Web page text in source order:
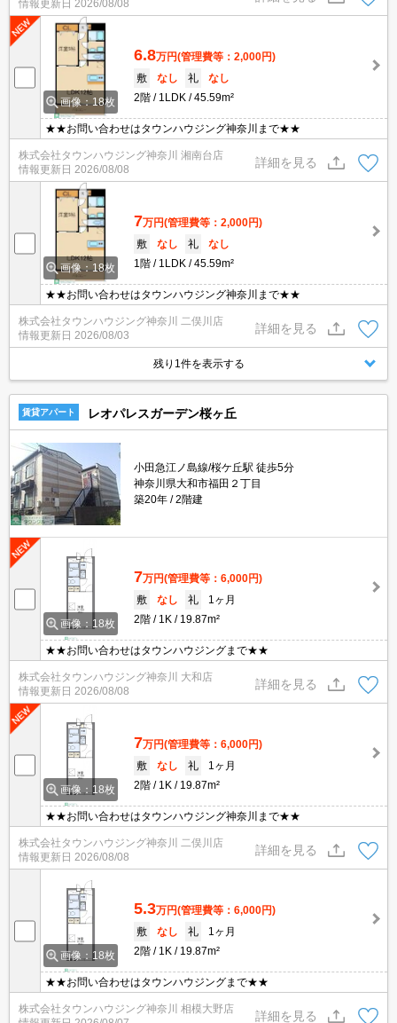
情報更新日 2026/08/08
画像：18枚
6.8万円(管理費等：2,000円)
敷
なし 礼
なし
2階
1LDK 45.59m²
★★お問い合わせはタウンハウジング神奈川まで★★
株式会社タウンハウジング神奈川 湘南台店
情報更新日 2026/08/08
詳細を見る
画像：18枚
7万円(管理費等：2,000円)
敷
なし 礼
なし
1階
1LDK 45.59m²
★★お問い合わせはタウンハウジング神奈川まで★★
株式会社タウンハウジング神奈川 二俣川店
情報更新日 2026/08/03
詳細を見る
残り1件を表示する
賃貸アパート レオパレスガーデン桜ヶ丘
小田急江ノ島線/桜ケ丘駅 徒歩5分
神奈川県大和市福田２丁目
築20年
2階建
画像：18枚
7万円(管理費等：6,000円)
敷
なし 礼
1ヶ月
2階
1K 19.87m²
★★お問い合わせはタウンハウジングまで★★
株式会社タウンハウジング神奈川 大和店
情報更新日 2026/08/08
詳細を見る
画像：18枚
7万円(管理費等：6,000円)
敷
なし 礼
1ヶ月
2階
1K 19.87m²
★★お問い合わせはタウンハウジング神奈川まで★★
株式会社タウンハウジング神奈川 二俣川店
情報更新日 2026/08/08
詳細を見る
画像：18枚
5.3万円(管理費等：6,000円)
敷
なし 礼
1ヶ月
2階
1K 19.87m²
★★お問い合わせはタウンハウジングまで★★
株式会社タウンハウジング神奈川 相模大野店
詳細を見る